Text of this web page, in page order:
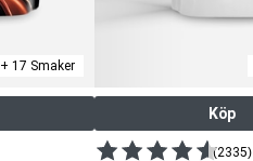
+ 17 Smaker
Köp
(2335)